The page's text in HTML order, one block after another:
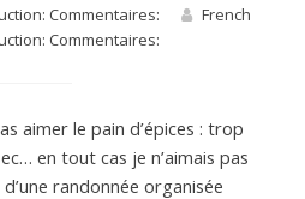
Commentaires:
French
Commentaires:
aimer le pain d’épices : trop
en tout cas je n’aimais pas
randonnée organisée